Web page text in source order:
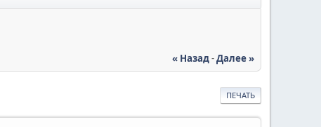
« Назад-Далее »
ПЕЧАТЬ